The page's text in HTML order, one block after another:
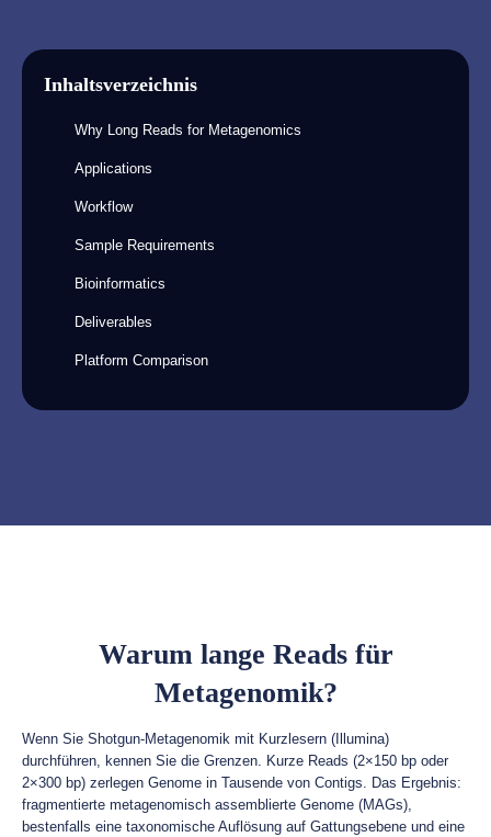
Inhaltsverzeichnis
Why Long Reads for Metagenomics
Applications
Workflow
Sample Requirements
Bioinformatics
Deliverables
Platform Comparison
Warum lange Reads für
Metagenomik?
Wenn Sie Shotgun-Metagenomik mit Kurzlesern (Illumina)
durchführen, kennen Sie die Grenzen. Kurze Reads (2×150 bp oder
2×300 bp) zerlegen Genome in Tausende von Contigs. Das Ergebnis:
fragmentierte metagenomisch assemblierte Genome (MAGs),
bestenfalls eine taxonomische Auflösung auf Gattungsebene und eine